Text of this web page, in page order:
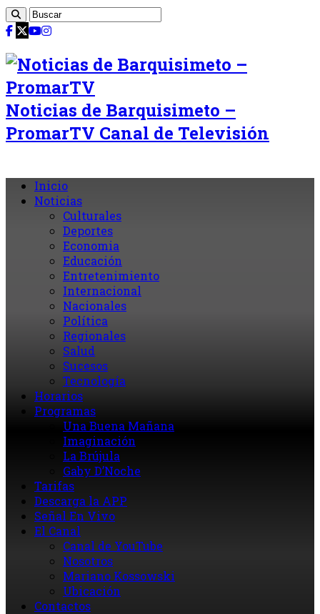
Noticias de Barquisimeto –
PromarTV Canal de Televisión
Inicio
Noticias
Culturales
Deportes
Economia
Educación
Entretenimiento
Internacional
Nacionales
Política
Regionales
Salud
Sucesos
Tecnología
Horarios
Programas
Una Buena Mañana
Imaginación
La Brújula
Gaby D’Noche
Tarifas
Descarga la APP
Señal En Vivo
El Canal
Canal de YouTube
Nosotros
Mariano Kossowski
Ubicación
Contactos